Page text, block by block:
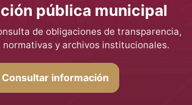
pública municipal
de obligaciones de transparencia,
normativas y archivos institucionales.
Consultar información